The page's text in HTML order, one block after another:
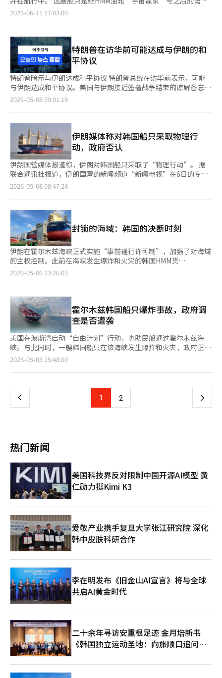
虑到近期美伊之间紧张局势的再度升级而重新审视通航计划。 关
于“霍尔木兹船员家属采访”的反驳报道 本媒体于6月30日的纸质
司”的海洋水产部……霍尔木兹船员家属的窒息四个月》。 对
此，海洋水产部表示：“自2月28日霍尔木兹海峡封锁以来，我们
已成立应急准备小组，并持续运行24小时应急对策小组，管理情况
至今，并于3月3日开设了针对船员及其家属的‘应急咨询与沟通
群’，通过24小时电话咨询和电子邮件咨询解决船员及其家属的困
难。” 此外，海洋水产部还表示：“自战争爆发以来，海洋水产
部及其他政府部门与船公司、船只、船员工会等形成了一个团队，
至少5艘韩国国籍的船只。 海洋水产部表示，由于停战协商尚未完
成，且在战争中散布的水雷清除等安全问题亟待解决，因此强烈反
增加海峡内原油和石油产品运输的压力，预计将通过海洋水产部、
外交部和工业部等相关部门的协商，决定国籍船只的再入时间。
航运业界人士表示：“目前霍尔木兹海峡由于PGSA的通航程序等
原因，出入都出现了瓶颈，预计未来三个月内，等待在海峡入口的
船只将获得政府批准进入，或频繁前往沙特的延布、阿联酋的富查
伊拉等替代港口。”
200万桶沙特阿拉伯原油的赢家号预计将在下月中旬抵达余市港，
向GS칼텍斯交付原油。 根据韩国政府与伊朗方面的协商，HMM所
的韩国船只。该船于10日抵达蔚山港，向SK能源交付了200万桶原
油。 随着纳雷号成功脱离海峡，目前除在迪拜港进行维修的纳木
号外，HMM所有船只均已成功返回韩国。 在前一天已有4艘韩国籍
船只脱离霍尔木兹海峡的基础上，今日又有5艘船只成功逃离，海
峡内剩余的船只数量减少至13艘。
艘通过霍尔木兹海峡的韩国船只。 外交部指出：“此次通航的相
有船只在霍尔木兹海峡的安全航行，并与相关国家保持持续沟
通。” 这艘船是由韩国船公司运营的液化天然气（LNG）运输
船，船上有8名韩国船员。 韩国船只通过霍尔木兹海峡的时间距
离“宇宙赢家”号脱离海峡约20天。装载200万桶原油的“宇宙赢
家”号于前一天抵达蔚山港。为确保通航，政府曾与伊朗方面进行
了协商。 因此，目前仍被困于霍尔木兹海峡的韩国船只数量已减
少至24艘。海峡内的韩国船员总人数，包括在外国船只上工作的人
员，共计139人。※ 本报道经人工智能（AI）系统翻译与编辑。
2026-06-11 17:03:00
特朗普在访华前可能达成与伊朗的和
平协议
特朗普暗示与伊朗达成和平协议 特朗普总统在访华前表示，可能
与伊朗达成和平协议。美国与伊朗接近签署战争结束的谅解备忘录
（MOU），特朗普警告若未达成协议，将加强军事压力。 据《华
对话”，并认为达成协议的可能性很大。 CNN和Axios等媒体称，
美国与伊朗正在讨论谅解备忘录，内容包括暂停伊朗核浓缩、解除
对伊朗的制裁及逐步解除霍尔木兹海和美国对伊朗的海上封锁。
李在明支持率67% 根据7日发布的全国指标调查（NBS），李在明
总统的支持率为67%，较上次调查下降2个百分点。 调查显示，20
岁以下群体中，支持率为37%，反对率27%，不确定和未回答占
36%。在不同意识形态中，进步派和中间派的支持率分别为92%
和69%，而保守派的反对率为48%。 韩国股市市值跃升至全球第
七，超过了加拿大的4.5万亿美元。 根据彭博社的统计，韩国股市
在美国、中国、日本、香港、印度和台湾之后，成为全球第七大股
市。 损失补偿压力加大，战略石油储备释放时机未定 政府为稳定
油价而实施的战略石油储备释放政策即将到期，但后续应对措施仍
不明确。国际油价持续上涨，炼油行业的损失补偿压力加大，政策
的可持续性受到质疑。 据业内消息，四大炼油公司（SK创新、S-
Oil、GS칼텍斯、HD现代石油银行）预计第一季度合计营业利润接
近5万亿韩元，较去年同期大幅改善。 韩日外交国防2+2会议首次
议，讨论安全合作方案。 此次会议由韩国外交部第一副部长朴允
珠和国防部副部长李斗熙，以及日本外务省副部长船越武弘和防卫
审议官加野康治共同主持，会议级别首次升格为副部长级。 双方
评估了韩日首脑之间的信任与联系，并表示将继续推动各级别的交
流与合作。 国情院：北韩宪法明确两国关系，但敌对性明显减弱
国情院7日表示，北韩新宪法明确了南北两国的关系，但对南方的
敌对性显著减弱。 国会情报委员会的执政党干事朴善元表示，国
情院对北韩宪法的特点和评估进行了报告。 国情院指出，北韩新
伊朗对一艘韩国船只采取了“物理行动”。 据联合通讯社报道，
伊朗国有的Press TV在6日的评论中表示，伊朗对违反新海上规则
的韩国船只采取行动，表明其捍卫主权的决心。 虽然未具体提
智能（AI）系统翻译与编辑。
2026-05-08 09:01:18
伊朗媒体称对韩国船只采取物理行
动，政府否认
伊朗国营媒体报道称，伊朗对韩国船只采取了“物理行动”。 据
联合通讯社报道，伊朗国营的新闻频道“新闻电视”在6日的专栏
中表示：“伊朗针对违反新海上规则的韩国船只采取行动，明确表
内停止“自由项目”并非出于善意，而是由于伊朗的非对称军事威
慑和计算后的果断反应。 这一说法与伊朗政府关于HMM纳木号爆
炸和火灾事件未涉及伊朗的主张相悖。 针对HMM纳木号，驻韩伊
朗大使馆在6日的声明中坚决否认与伊朗军队有关的所有指控，
称“伊朗大使馆对霍尔木兹海峡发生的韩国船只事件与伊朗军队的
任何关联表示坚决否认”。 尽管专栏未明确指出物理行动的主
体，但其内容与伊朗大使馆的“无关”主张存在差异。 另一方
面，伊朗大使馆表示：“在军事和安全紧张的环境中，忽视公开要
在该海域航行或活动的各方。” 虽然伊朗军队并未主动攻击“无
辜”的HMM纳木号，但提到该船可能忽视了伊朗设定的海峡通航
规则，从而暗示了可能的不可避免的物理反应。 “新闻电视”是
一个旨在向西方传达伊朗政府立场的国营英语媒体。 专栏还提
到：“最后，传达给阿联酋的严厉最后通牒打破了战争仅限于国际
公海的所有幻想。”并为伊朗在4日重新开始对阿联酋的攻击辩
护。 接着指出：“将霍尔木兹海峡的定义扩大到阿联酋领海，特
别是将富查伊拉港指定为海峡的作战边界，是战略重新定义的‘妙
手’。”这似乎是指伊朗伊斯兰革命卫队在4日重新设定的“控制
这将是意想不到的冲击，霍尔木兹海峡外的富查伊拉港长期以来被
视为安全的后方基地，但现在这一角色的格局已完全改变。”※
本报道经人工智能（AI）系统翻译与编辑。
2026-05-08 08:47:24
封锁的海域：韩国的决断时刻
伊朗在霍尔木兹海峡正式实施“事前通行许可制”，加强了对海域
的主权控制。此前在海峡发生爆炸和火灾的韩国HMM货
船“Namoo号”正被拖船引导至迪拜港。全球约20%的海上原油
东冲突，而是关乎韩国能源安全、国民安全和国家声誉的现实危
机。伊朗要求所有过境船只事先获得许可，并警告若不按指定航线
行驶可能采取军事行动。这实际上限制了《联合国海洋法公约》所
保障的国际海峡“通行权”。美国和伊朗利用霍尔木兹作为施压手
段，海峡已进入准战时状态。然而，美国尚未展现明确战略。美国
总统特朗普在“自由计划”中表示支持民用船只撤离，但同时提及
可能中止行动和谈判的可能性，华盛顿的混乱信息加剧了盟友的不
安。在这种情况下，韩国政府的谨慎态度可以理解。过早的军事参
与可能影响韩国企业和侨民的安全，并恶化与伊朗的外交关系。然
和饮用水短缺的风险。政府应在多国合作体系之外，充分利用与伊
朗的直接外交渠道，确保船只和船员的安全通行。当前最紧迫的是
只安全提供的防御和救援活动，韩国海军在水雷战领域具备世界级
除能力。韩国的扫雷能力不仅是军事资产，也是维护国际航行秩序
的公共资源，并可展示韩国防务和造船业的国际竞争力。然而，所
有贡献都应在明确原则下有限进行。韩国不应自动加入美国对伊朗
的施压战略，而应在保护本国公民和国际海上安全的目标下行动。
这是国际社会可以接受的理由，同时也为与伊朗的外交留下空间。
霍尔木兹的冲突不仅是中东争端，而是美国霸权与伊朗生存战略、
国际海上秩序和资源安全的地缘政治考验，韩国正处于其中。为保
护国民生命，韩国需与伊朗谈判，与国际社会合作，并在必要时承
担有限的安全贡献。保持这种复杂的平衡是韩国应展现的真正国
力。 ※ 本报道经人工智能（AI）系统翻译与编辑。
2026-05-06 23:26:03
霍尔木兹韩国船只爆炸事故，政府调
查是否遭袭
美国在波斯湾启动“自由计划”行动，协助民船通过霍尔木兹海
峡。与此同时，一艘韩国船只在该海峡发生爆炸和火灾，政府正在
确认事实。据外交部消息，韩国时间4日晚上8点40分，停泊在阿
起火。船上有6名韩国船员和18名外籍船员，目前无人受伤。外交
切沟通，确保船只和船员安全。据韩联社报道，HMM公司称，爆
炸声来自机舱左舷附近，船员们自行灭火，无人受伤。此次事故可
油轮和汽车运输船。韩国籍船员123人，外籍船员37人，共160人
滞留在海峡内。过去两个月，由于伊朗封锁霍尔木兹海峡，这些船
只无法离开。※ 本报道经人工智能（AI）系统翻译与编辑。
2026-05-05 15:48:00
上
页
1 2 下
热门新闻
美国科技界反对限制中国开源AI模型 黄
仁勋力挺Kimi K3
爱敬产业携手复旦大学张江研究院 深化
韩中皮肤科研合作
李在明发布《旧金山AI宣言》将与全球
共启AI黄金时代
二十余年寻访安重根足迹 金月培新书
《韩国独立运动圣地：向旅顺口追问历